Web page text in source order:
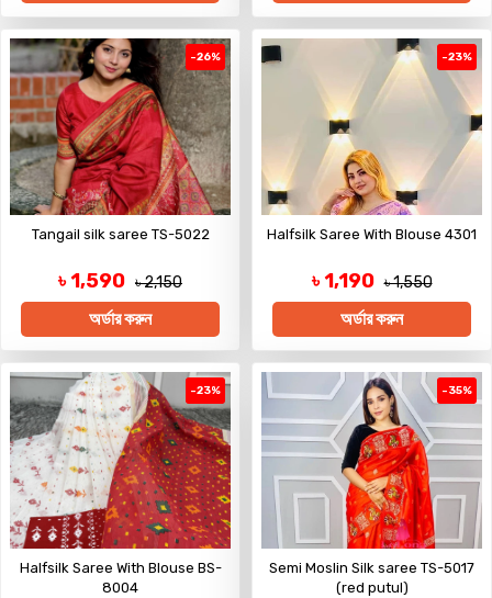
-26%
Tangail silk saree TS-5022
৳ 1,590 ৳ 2,150
অর্ডার করুন
-23%
Halfsilk Saree With Blouse 4301
৳ 1,190 ৳ 1,550
অর্ডার করুন
-23%
Halfsilk Saree With Blouse BS-
8004
-35%
Semi Moslin Silk saree TS-5017
(red putul)